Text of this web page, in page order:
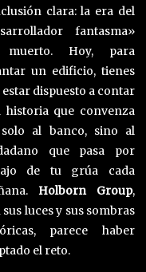
clara: la era del
fantasma»
Hoy, para
un edificio, tienes
estar dispuesto a contar
historia que convenza
al banco, sino al
que pasa por
de tu grúa cada
Holborn Group,
sus luces y sus sombras
parece haber
el reto.